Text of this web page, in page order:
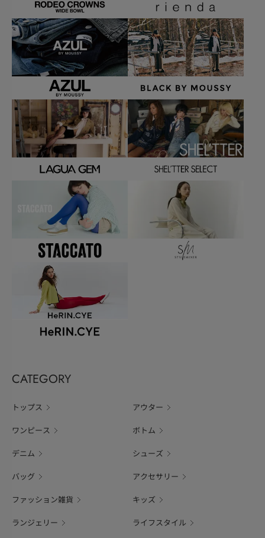
CATEGORY
トップス アウター
ワンピース ボトム
デニム シューズ
バッグ アクセサリー
ファッション雑貨 キッズ
ランジェリー ライフスタイル